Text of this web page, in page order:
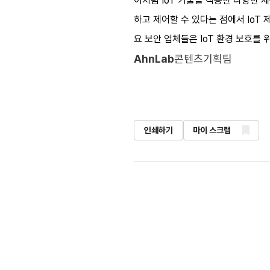
하고 제어할 수 있다는 점에서 IoT
요 보안 업체들은 IoT 환경 보호를
AhnLab콘텐츠기획팀
인쇄하기 마이 스크랩